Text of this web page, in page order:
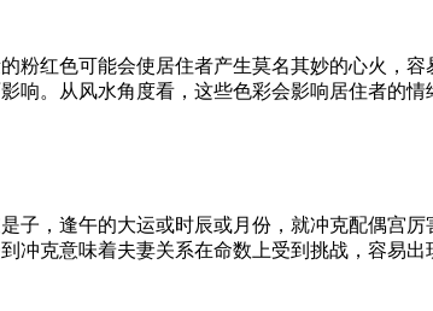
粉红色可能会使居住者产生莫名其妙的心火，
响。从风水角度看，这些色彩会影响居住者的情
子，逢午的大运或时辰或月份，就冲克配偶宫
冲克意味着夫妻关系在命数上受到挑战，容易出